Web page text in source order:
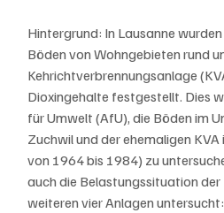
Hintergrund: In Lausanne
Böden von Wohngebieten rund
Kehrichtverbrennungsanlage
Dioxingehalte festgestellt. Dies
für Umwelt (AfU), die Böden im
Zuchwil und der ehemaligen
von 1964 bis 1984) zu
auch die Belastungssituation
weiteren vier Anlagen